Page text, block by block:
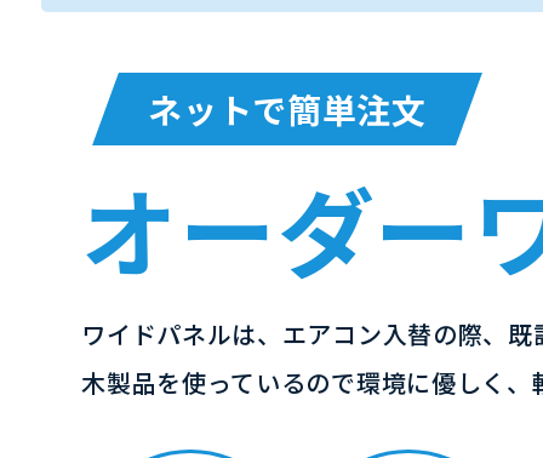
ネットで簡単注文
オーダー
ワイドパネルは、エアコン入替の際、
木製品を使っているので環境に優しく